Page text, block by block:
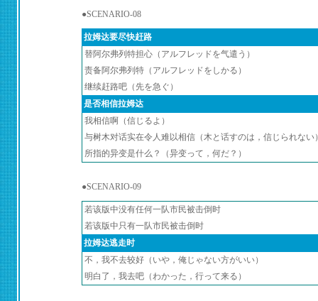
●SCENARIO-08
拉姆达要尽快赶路
替阿尔弗列特担心（アルフレッドを气遣う）
责备阿尔弗列特（アルフレッドをしかる）
继续赶路吧（先を急ぐ）
是否相信拉姆达
我相信啊（信じるよ）
与树木对话实在令人难以相信（木と话すのは，信じられない
所指的异变是什么？（异变って，何だ？）
●SCENARIO-09
若该版中没有任何一队市民被击倒时
若该版中只有一队市民被击倒时
拉姆达逃走时
不，我不去较好（いや，俺じゃない方がいい）
明白了，我去吧（わかった，行って来る）